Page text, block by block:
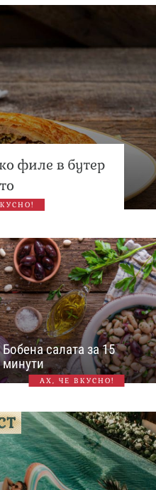
на яхта
филе в бутер
Бобена салата за 15
минути
АХ, ЧЕ ВКУСНО!